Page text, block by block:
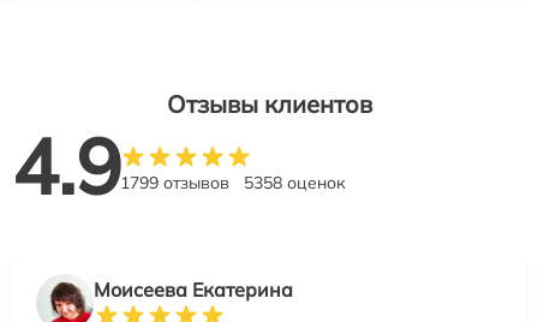
Отзывы клиентов
4.91799 отзывов 5358 оценок
Моисеева Екатерина